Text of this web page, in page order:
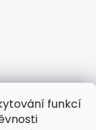
funkcí